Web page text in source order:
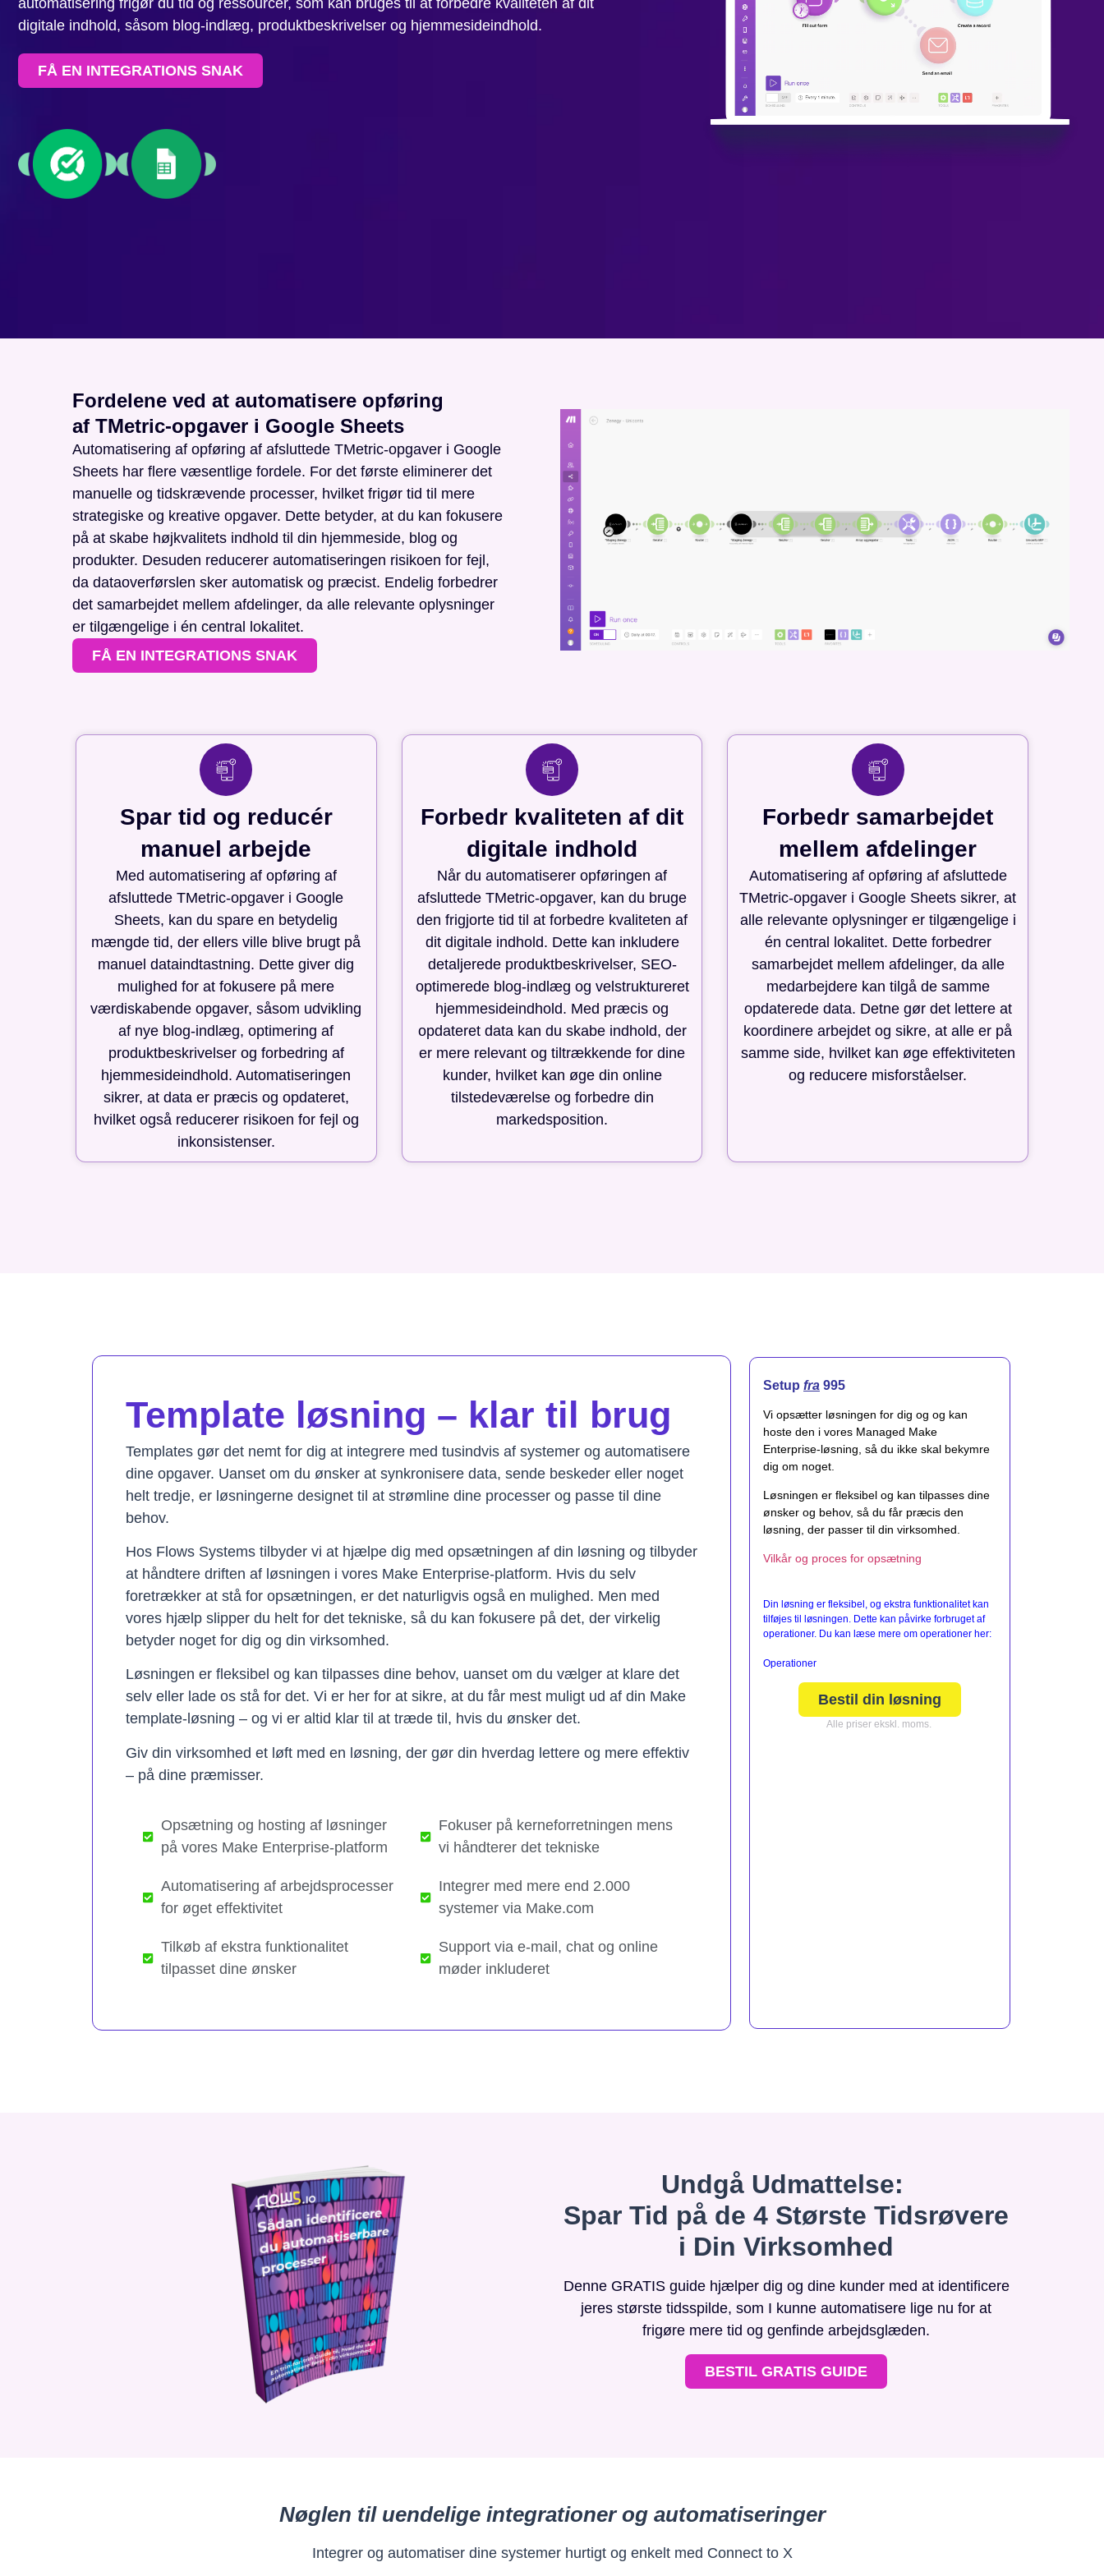
digitale indhold, såsom blog-indlæg, produktbeskrivelser og hjemmesideindhold.
FÅ EN INTEGRATIONS SNAK
Fordelene ved at automatisere opføring
af TMetric-opgaver i Google Sheets
Automatisering af opføring af afsluttede TMetric-opgaver i Google
Sheets har flere væsentlige fordele. For det første eliminerer det
manuelle og tidskrævende processer, hvilket frigør tid til mere
strategiske og kreative opgaver. Dette betyder, at du kan fokusere
på at skabe højkvalitets indhold til din hjemmeside, blog og
produkter. Desuden reducerer automatiseringen risikoen for fejl,
da dataoverførslen sker automatisk og præcist. Endelig forbedrer
det samarbejdet mellem afdelinger, da alle relevante oplysninger
er tilgængelige i én central lokalitet.
FÅ EN INTEGRATIONS SNAK
Spar tid og reducér
manuel arbejde
Med automatisering af opføring af
afsluttede TMetric-opgaver i Google
Sheets, kan du spare en betydelig
mængde tid, der ellers ville blive brugt på
manuel dataindtastning. Dette giver dig
mulighed for at fokusere på mere
værdiskabende opgaver, såsom udvikling
af nye blog-indlæg, optimering af
produktbeskrivelser og forbedring af
hjemmesideindhold. Automatiseringen
sikrer, at data er præcis og opdateret,
hvilket også reducerer risikoen for fejl og
inkonsistenser.
Forbedr kvaliteten af dit
digitale indhold
Når du automatiserer opføringen af
afsluttede TMetric-opgaver, kan du bruge
den frigjorte tid til at forbedre kvaliteten af
dit digitale indhold. Dette kan inkludere
detaljerede produktbeskrivelser, SEO-
optimerede blog-indlæg og velstruktureret
hjemmesideindhold. Med præcis og
opdateret data kan du skabe indhold, der
er mere relevant og tiltrækkende for dine
kunder, hvilket kan øge din online
tilstedeværelse og forbedre din
markedsposition.
Forbedr samarbejdet
mellem afdelinger
Automatisering af opføring af afsluttede
TMetric-opgaver i Google Sheets sikrer, at
alle relevante oplysninger er tilgængelige i
én central lokalitet. Dette forbedrer
samarbejdet mellem afdelinger, da alle
medarbejdere kan tilgå de samme
opdaterede data. Detne gør det lettere at
koordinere arbejdet og sikre, at alle er på
samme side, hvilket kan øge effektiviteten
og reducere misforståelser.
Template løsning – klar til brug
Templates gør det nemt for dig at integrere med tusindvis af systemer og automatisere
dine opgaver. Uanset om du ønsker at synkronisere data, sende beskeder eller noget
helt tredje, er løsningerne designet til at strømline dine processer og passe til dine
behov.
Hos Flows Systems tilbyder vi at hjælpe dig med opsætningen af din løsning og tilbyder
at håndtere driften af løsningen i vores Make Enterprise-platform. Hvis du selv
foretrækker at stå for opsætningen, er det naturligvis også en mulighed. Men med
vores hjælp slipper du helt for det tekniske, så du kan fokusere på det, der virkelig
betyder noget for dig og din virksomhed.
Løsningen er fleksibel og kan tilpasses dine behov, uanset om du vælger at klare det
selv eller lade os stå for det. Vi er her for at sikre, at du får mest muligt ud af din Make
template-løsning – og vi er altid klar til at træde til, hvis du ønsker det.
Giv din virksomhed et løft med en løsning, der gør din hverdag lettere og mere effektiv
– på dine præmisser.
Opsætning og hosting af løsninger
på vores Make Enterprise-platform
Automatisering af arbejdsprocesser
for øget effektivitet
Tilkøb af ekstra funktionalitet
tilpasset dine ønsker​
Fokuser på kerneforretningen mens
vi håndterer det tekniske​
Integrer med mere end 2.000
systemer via Make.com
Support via e-mail, chat og online
møder inkluderet
Setup fra 995
Vi opsætter løsningen for dig og og kan
hoste den i vores Managed Make
Enterprise-løsning, så du ikke skal bekymre
dig om noget.
Løsningen er fleksibel og kan tilpasses dine
ønsker og behov, så du får præcis den
løsning, der passer til din virksomhed.
Vilkår og proces for opsætning
Din løsning er fleksibel, og ekstra funktionalitet kan
tilføjes til løsningen. Dette kan påvirke forbruget af
operationer. Du kan læse mere om operationer her:
Operationer
Bestil din løsning
Alle priser ekskl. moms.
Undgå Udmattelse:
Spar Tid på de 4 Største Tidsrøvere
i Din Virksomhed
Denne GRATIS guide hjælper dig og dine kunder med at identificere
jeres største tidsspilde, som I kunne automatisere lige nu for at
frigøre mere tid og genfinde arbejdsglæden.
BESTIL GRATIS GUIDE
Nøglen til uendelige integrationer og automatiseringer
Integrer og automatiser dine systemer hurtigt og enkelt med Connect to X